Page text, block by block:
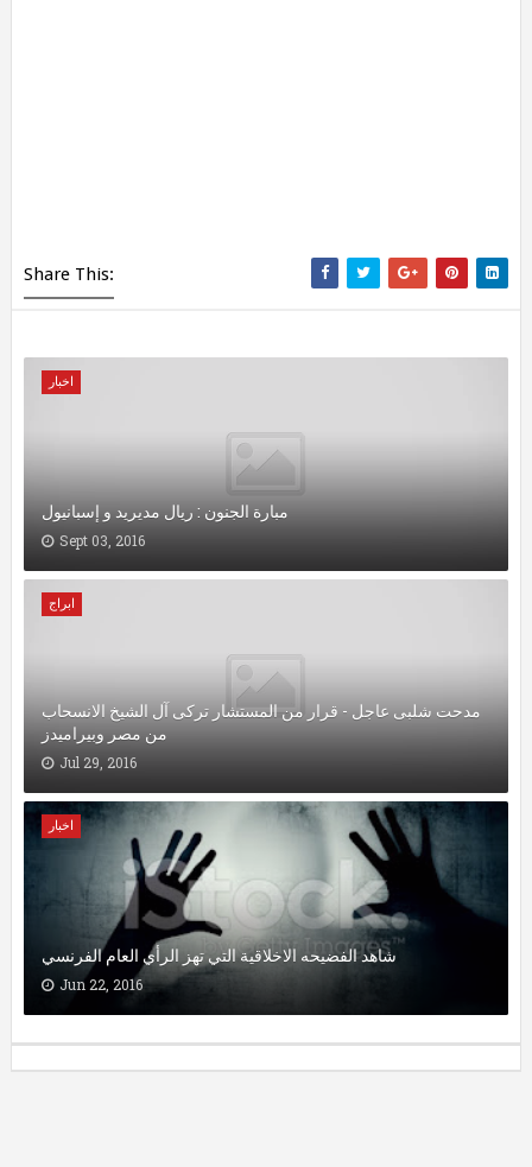
Share This:
اخبار
مبارة الجنون : ريال مديريد و إسبانيول
Sept 03, 2016
ابراج
مدحت شلبى عاجل - قرار من المستشار تركى آل الشيخ الانسحاب
من مصر وبيراميدز
Jul 29, 2016
اخبار
شاهد الفضيحه الاخلاقية التي تهز الرأي العام الفرنسي
Jun 22, 2016